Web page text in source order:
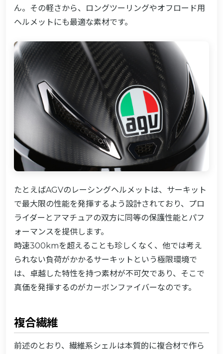
ん。その軽さから、ロングツーリングやオフロード用
ヘルメットにも最適な素材です。
たとえばAGVのレーシングヘルメットは、サーキット
で最大限の性能を発揮するよう設計されており、プロ
ライダーとアマチュアの双方に同等の保護性能とパフ
ォーマンスを提供します。
時速300kmを超えることも珍しくなく、他では考え
られない負荷がかかるサーキットという極限環境で
は、卓越した特性を持つ素材が不可欠であり、そこで
真価を発揮するのがカーボンファイバーなのです。
複合繊維
前述のとおり、繊維系シェルは本質的に複合材で作ら